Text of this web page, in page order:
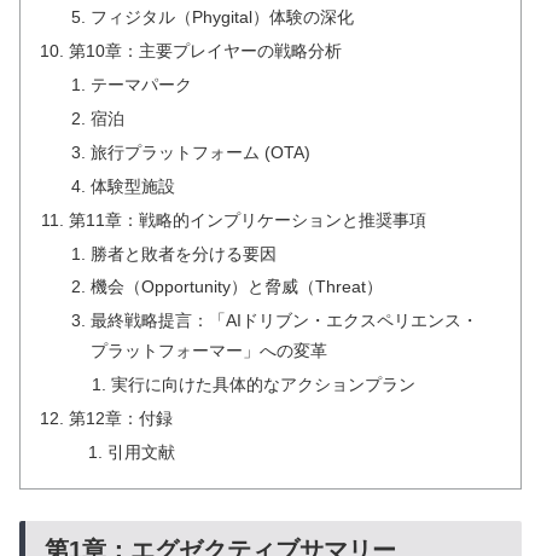
フィジタル（Phygital）体験の深化
第10章：主要プレイヤーの戦略分析
テーマパーク
宿泊
旅行プラットフォーム (OTA)
体験型施設
第11章：戦略的インプリケーションと推奨事項
勝者と敗者を分ける要因
機会（Opportunity）と脅威（Threat）
最終戦略提言：「AIドリブン・エクスペリエンス・
プラットフォーマー」への変革
実行に向けた具体的なアクションプラン
第12章：付録
引用文献
第1章：エグゼクティブサマリー